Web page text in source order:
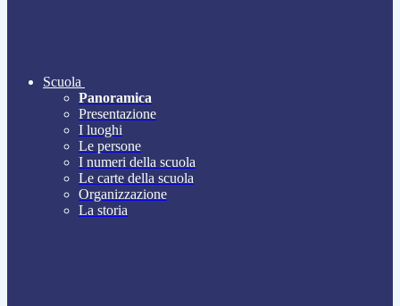
Scuola
Panoramica
Presentazione
I luoghi
Le persone
I numeri della scuola
Le carte della scuola
Organizzazione
La storia